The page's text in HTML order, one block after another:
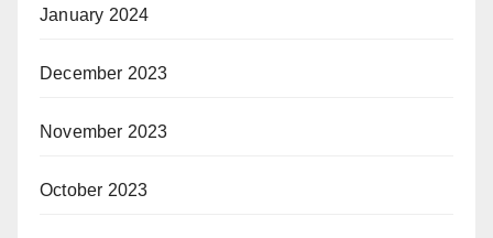
January 2024
December 2023
November 2023
October 2023